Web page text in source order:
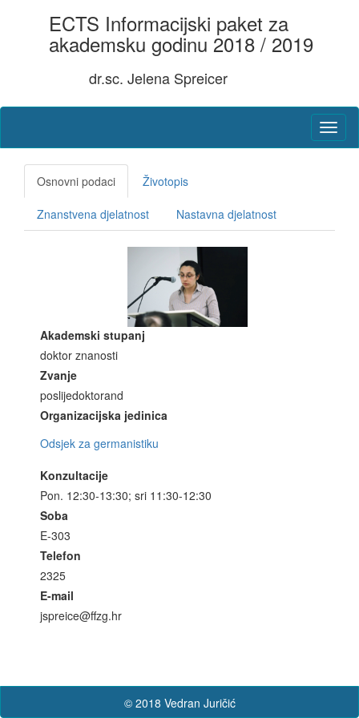
ECTS Informacijski paket za
akademsku godinu 2018 / 2019
dr.sc. Jelena Spreicer
Osnovni podaci Životopis
Znanstvena djelatnost Nastavna djelatnost
Akademski stupanj
doktor znanosti
Zvanje
poslijedoktorand
Organizacijska jedinica
Odsjek za germanistiku
Konzultacije
Pon. 12:30-13:30; sri 11:30-12:30
Soba
E-303
Telefon
2325
E-mail
jspreice@ffzg.hr
© 2018 Vedran Juričić